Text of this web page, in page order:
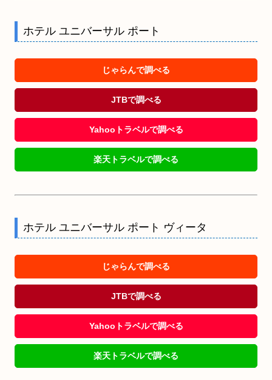
ホテル ユニバーサル ポート
じゃらんで調べる
JTBで調べる
Yahooトラベルで調べる
楽天トラベルで調べる
ホテル ユニバーサル ポート ヴィータ
じゃらんで調べる
JTBで調べる
Yahooトラベルで調べる
楽天トラベルで調べる